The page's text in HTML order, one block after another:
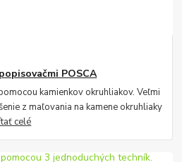
POSCA
kamienkov okruhliakov. Veľmi
z maľovania na kamene okruhliaky
celé